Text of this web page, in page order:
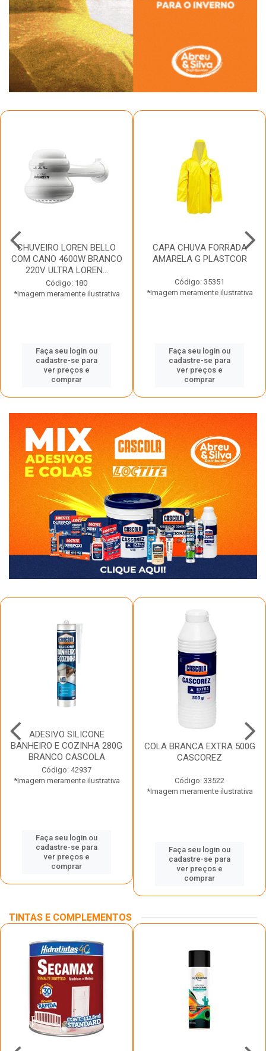
CHUVEIRO LOREN BELLO
COM CANO 4600W BRANCO
220V ULTRA LOREN...
Código: 180
*Imagem meramente ilustrativa
Faça seu login ou
cadastre-se para
ver preços e
comprar
CAPA CHUVA FORRADA
AMARELA G PLASTCOR
Código: 35351
*Imagem meramente ilustrativa
Faça seu login ou
cadastre-se para
ver preços e
comprar
ADESIVO SILICONE
BANHEIRO E COZINHA 280G
BRANCO CASCOLA
Código: 42937
*Imagem meramente ilustrativa
Faça seu login ou
cadastre-se para
ver preços e
comprar
COLA BRANCA EXTRA 500G
CASCOREZ
Código: 33522
*Imagem meramente ilustrativa
Faça seu login ou
cadastre-se para
ver preços e
comprar
TINTAS E COMPLEMENTOS